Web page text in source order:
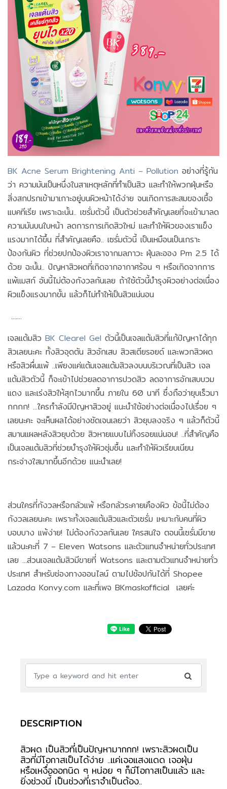
BK Acne Serum Brightening Anti – Pollution อย่างที่รู้กัน
ว่า ความมันเป็นหนึ่งในสาเหตุหลักที่ทำเป็นสิว และทำให้พวกฝุ่นหรือ
สิ่งสกปรกเข้ามาเกาะอยู่บนผิวหน้าได้ง่าย จนเกิดการสะสมของเชื้อ
แบคทีเรีย เพราะฉะนั้น.. เซรั่มตัวนี้ เป็นตัวช่วยสำคัญเลยที่จะเข้ามาลด
ความมันบนใบหน้า ลดการการเกิดสิวใหม่ และทำให้ผิวของเราแข็ง
แรงมากได้ขึ้น ที่สำคัญเลยคือ.. เซรั่มตัวนี้ เป็นเหมือนเป็นเกราะ
ป้องกันผิว ที่ช่วยปกป้องผิวเราจากมลภาวะ ฝุ่นละออง Pm 2.5 ได้
ด้วย ฉะนั้น.. ปัญหาสิวผดที่เกิดจากอากาศร้อน ๆ หรือเกิดจากการ
แพ้แมสก์ อันนี้ไม่ต้องกังวลกันเลย ถ้าใช้ตัวนี้บำรุงผิวอย่างต่อเนื่อง
ผิวแข็งแรงมากขั้น แล้วก็ไม่ทำให้เป็นสิวแน่นอน
.......
เจลแต้มสิว BK Clearel Gel ตัวนี้เป็นเจลแต้มสิวที่แก้ปัญหาได้ทุก
สิวเลยนะคะ ทั้งสิวอุดตัน สิวอักเสบ สิวสเตียรอยด์ และพวกสิวผด
หรือสิวผื่นแพ้ ..เพียงแค่แต้มเจลแต้มสิวลงบนบริเวณที่เป็นสิว เจล
แต้มสิวตัวนี้ ก็จะเข้าไปช่วยลดอาการปวดสิว ลดอาการอักเสบบวม
แดง และเร่งสิวให้สุกไวมากขึ้น ภายใน 60 นาที ซึ่งถือว่ายุบเร็วมา
กกกก! ...ใครกำลังมีปัญหาสิวอยู่ แนะนำใช้อย่างต่อเนื่องไปเรื่อย ๆ
เลยนะคะ จะเห็นผลได้อย่างชัดเจนเลยว่า สิวยุบลงจริง ๆ แล้วก็ตัวนี้
สมานแผลหลังสิวยุบด้วย สิวหายแบบไม่ทิ้งรอยแน่นอน! ..ที่สำคัญคือ
เป็นเจลแต้มสิวที่ช่วยบำรุงให้ผิวชุ่มชื้น และทำให้ผิวเรียบเนียน
กระจ่างใสมากขึ้นอีกด้วย แนะนำเลย!
ส่วนใครที่กังวลหรือกลัวแพ้ หรือกลัวระคายเคืองผิว ข้อนี้ไม่ต้อง
กังวลเลยนะคะ เพราะทั้งเจลแต้มสิวและตัวเซรั่ม เหมาะกับคนที่ผิว
บอบบาง แพ้ง่าย! ไม่ต้องกังวลกันเลย ใครสนใจ ตอนนี้เซรั่มมีขาย
แล้วนะคะที่ 7 – Eleven Watsons และตัวแทนจำหน่ายทั่วประเทศ
เลย ...ส่วนเจลแต้มสิวมีขายที่ Watsons และตามตัวแทนจำหน่ายทั่ว
ประเทศ สำหรับช่องทางออนไลน์ ตามไปช้อปกันได้ที่ Shopee
Lazada Konvy.com และที่เพจ BKmaskofficial เลยค่ะ
DESCRIPTION
สิวผด เป็นสิวที่เป็นปัญหามากกก! เพราะสิวผดเป็น
สิวที่มีโอกาสเป็นได้ง่าย ..แค่เจอแสงแดด เจอฝุ่น
หรือเหงื่อออกนิด ๆ หน่อย ๆ ก็มีโอกาสเป็นแล้ว และ
ยิ่งช่วงนี้ เป็นช่วงที่เราจำเป็นต้อง..